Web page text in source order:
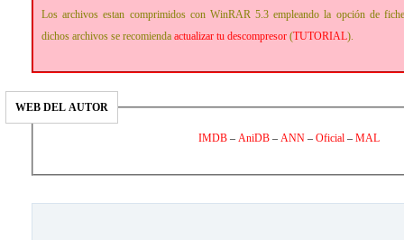
Los archivos estan comprimidos con WinRAR 5.3 empleando la opción de
dichos archivos se recomienda actualizar tu descompresor (TUTORIAL).
WEB DEL AUTOR
IMDB– AniDB– ANN– Oficial– MAL